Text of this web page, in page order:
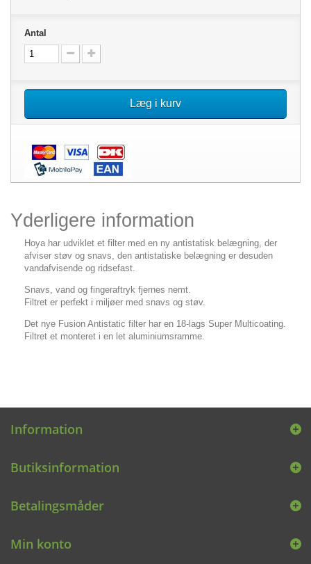
Antal
Læg i kurv
Yderligere information
Hoya har udviklet et filter med en ny antistatisk belægning, der
afviser støv og snavs, den antistatiske belægning er desuden
vandafvisende og ridsefast.
Snavs, vand og fingeraftryk fjernes nemt.
Filtret er perfekt i miljøer med snavs og støv.
Det nye Fusion Antistatic filter har en 18-lags Super Multicoating.
Filtret et monteret i en let aluminiumsramme.
Information
Butiksinformation
Betalingsmåder
Min konto